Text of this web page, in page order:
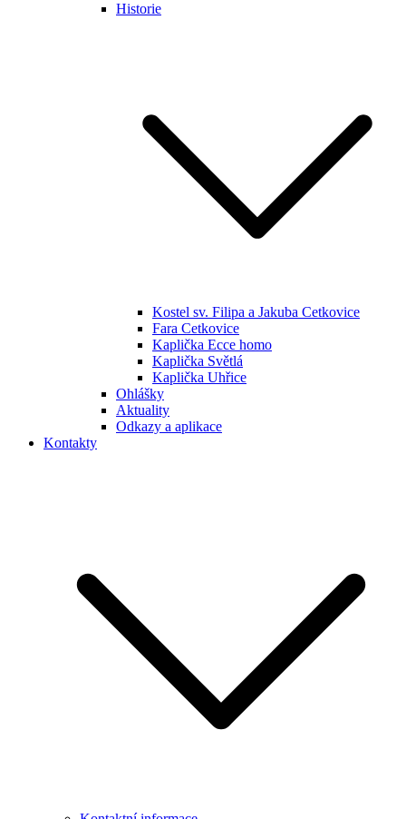
Historie
Kostel sv. Filipa a Jakuba Cetkovice
Fara Cetkovice
Kaplička Ecce homo
Kaplička Světlá
Kaplička Uhřice
Ohlášky
Aktuality
Odkazy a aplikace
Kontakty